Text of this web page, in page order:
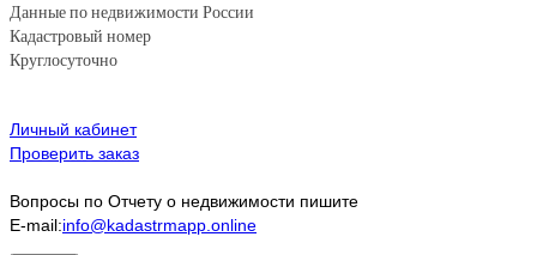
Данные по недвижимости России
Кадастровый номер
Круглосуточно
Личный кабинет
Проверить заказ
Вопросы по Отчету о недвижимости пишите
E-mail:info@kadastrmapp.online